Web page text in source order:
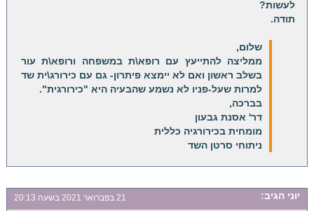
לעשות?
תודה.
שלום,
ממליצה להתייעץ עם רופא\ת במשפחה ורופא\ת עור
בשלב ראשון ואם לא יימצא פיתרון- גם עם כירורג\ית שד
למרות שעל-פניו לא נשמע שהבעיה היא "כירורגית".
בברכה,
דר' אסנת גבעון
מומחית בכירורגיה כללית
ניתוחי סרטן השד
יוני הגיב: 21 בפברואר 2021 בשעה 20:13